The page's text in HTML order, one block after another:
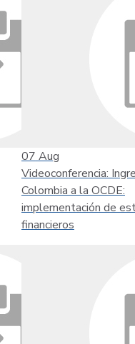
07 Aug
Videoconferencia:
Colombia a la OCDE:
implementación de
financieros